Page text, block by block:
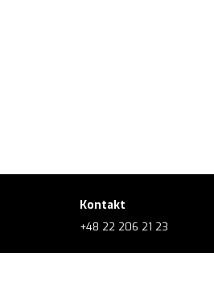
Kontakt
+48 22 206 21 23